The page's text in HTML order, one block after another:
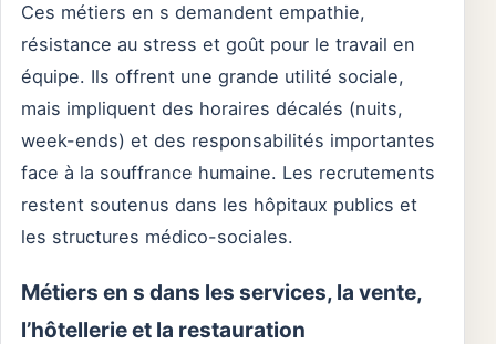
Ces métiers en s demandent empathie,
résistance au stress et goût pour le travail en
équipe. Ils offrent une grande utilité sociale,
mais impliquent des horaires décalés (nuits,
week-ends) et des responsabilités importantes
face à la souffrance humaine. Les recrutements
restent soutenus dans les hôpitaux publics et
les structures médico-sociales.
Métiers en s dans les services, la vente,
l’hôtellerie et la restauration